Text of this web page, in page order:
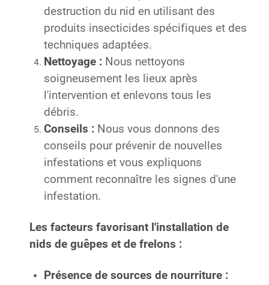
destruction du nid en utilisant des
produits insecticides spécifiques et des
techniques adaptées.
Nettoyage : Nous nettoyons
soigneusement les lieux après
l'intervention et enlevons tous les
débris.
Conseils : Nous vous donnons des
conseils pour prévenir de nouvelles
infestations et vous expliquons
comment reconnaître les signes d'une
infestation.
Les facteurs favorisant l'installation de
nids de guêpes et de frelons :
Présence de sources de nourriture :